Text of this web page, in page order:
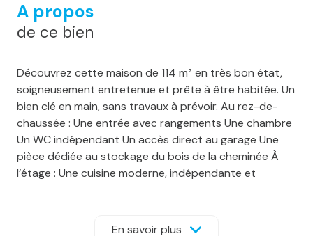
A propos
de ce bien
Découvrez cette maison de 114 m² en très bon état,
soigneusement entretenue et prête à être habitée. Un
bien clé en main, sans travaux à prévoir. Au rez-de-
chaussée : Une entrée avec rangements Une chambre
Un WC indépendant Un accès direct au garage Une
pièce dédiée au stockage du bois de la cheminée À
l’étage : Une cuisine moderne, indépendante et
carrelée de 21m2 et au jardin, ainsi qu’à un petit balcon
En savoir plus